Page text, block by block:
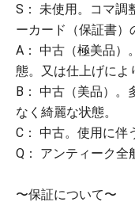
S： 未使用。コマ調
ーカード（保証書）
A： 中古（極美品）
態。又は仕上げによ
B： 中古（美品）。
なく綺麗な状態。
C： 中古。使用に伴
Q： アンティーク全
〜保証について〜